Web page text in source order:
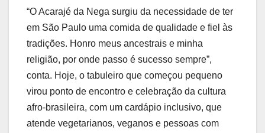
“O Acarajé da Nega surgiu da necessidade de ter
em São Paulo uma comida de qualidade e fiel às
tradições. Honro meus ancestrais e minha
religião, por onde passo é sucesso sempre”,
conta. Hoje, o tabuleiro que começou pequeno
virou ponto de encontro e celebração da cultura
afro-brasileira, com um cardápio inclusivo, que
atende vegetarianos, veganos e pessoas com